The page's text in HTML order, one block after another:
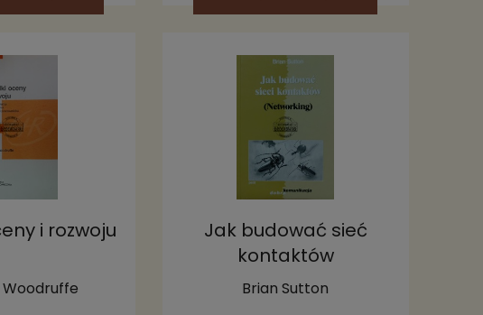
i rozwoju
Jak budować sieć
kontaktów
(Networking)
Brian Sutton